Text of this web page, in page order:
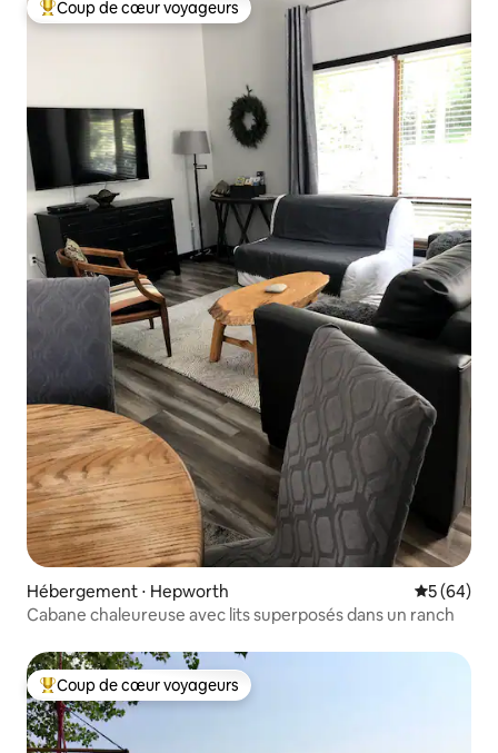
Coups de cœur voyageurs les plus appréciés
Coup de cœur voyageurs
Hébergement ⋅ Hepworth
5 (64)
Cabane chaleureuse avec lits superposés dans un ranch
Coups de cœur voyageurs les plus appréciés
Coup de cœur voyageurs